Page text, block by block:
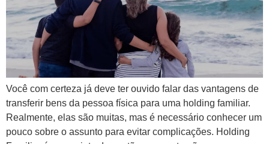
Você com certeza já deve ter ouvido falar das vantagens de
transferir bens da pessoa física para uma holding familiar.
Realmente, elas são muitas, mas é necessário conhecer um
pouco sobre o assunto para evitar complicações. Holding